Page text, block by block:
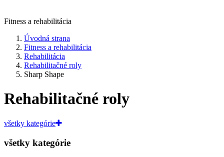
Fitness a rehabilitácia
Úvodná strana
Fitness a rehabilitácia
Rehabilitácia
Rehabilitačné roly
Sharp Shape
Rehabilitačné roly
všetky kategórie
všetky kategórie